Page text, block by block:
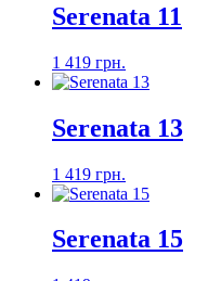
Serenata 11
1 419 грн.
Serenata 13
1 419 грн.
Serenata 15